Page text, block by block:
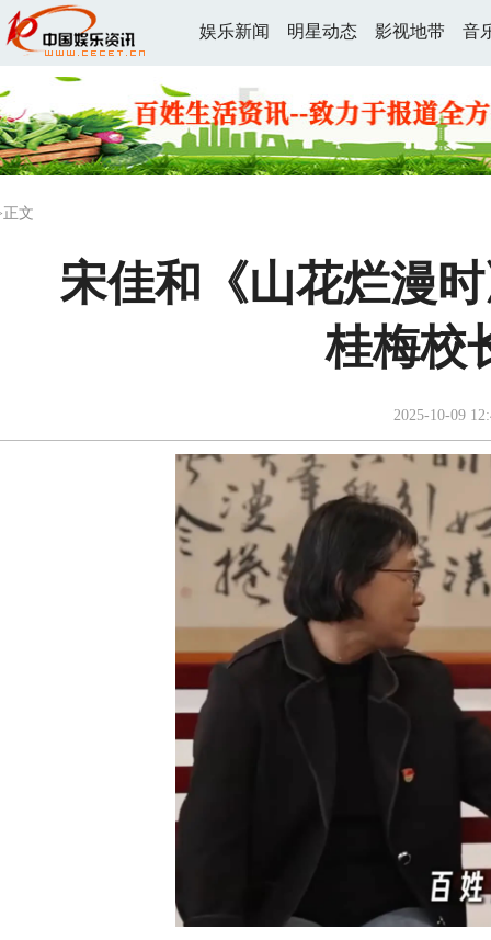
娱乐新闻 明星动态 影视地带 音
文
宋佳和《山花烂漫
桂梅校
2025-10-09